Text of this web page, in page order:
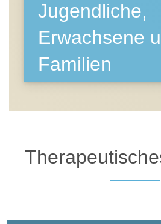
Jugendliche,
Erwachsene
Familien